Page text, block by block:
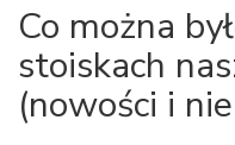
Co można
stoiskach
(nowości i